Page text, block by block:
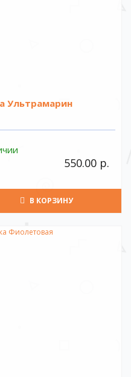
Ультрамарин
550.00 р.
В КОРЗИНУ